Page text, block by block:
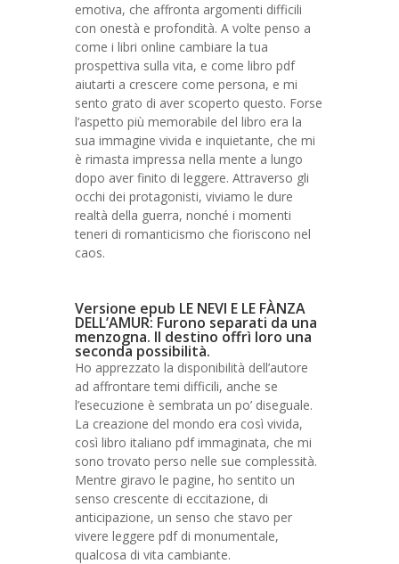
emotiva, che affronta argomenti difficili
con onestà e profondità. A volte penso a
come i libri online cambiare la tua
prospettiva sulla vita, e come libro pdf
aiutarti a crescere come persona, e mi
sento grato di aver scoperto questo. Forse
l’aspetto più memorabile del libro era la
sua immagine vivida e inquietante, che mi
è rimasta impressa nella mente a lungo
dopo aver finito di leggere. Attraverso gli
occhi dei protagonisti, viviamo le dure
realtà della guerra, nonché i momenti
teneri di romanticismo che fioriscono nel
caos.
Versione epub LE NEVI E LE FÀNZA
DELL’AMUR: Furono separati da una
menzogna. Il destino offrì loro una
seconda possibilità.
Ho apprezzato la disponibilità dell’autore
ad affrontare temi difficili, anche se
l’esecuzione è sembrata un po’ diseguale.
La creazione del mondo era così vivida,
così libro italiano pdf immaginata, che mi
sono trovato perso nelle sue complessità.
Mentre giravo le pagine, ho sentito un
senso crescente di eccitazione, di
anticipazione, un senso che stavo per
vivere leggere pdf di monumentale,
qualcosa di vita cambiante.